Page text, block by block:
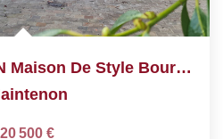
Proche MAINTENON Maison De Style Bourgeoise De 83 M² Avec...
500 €